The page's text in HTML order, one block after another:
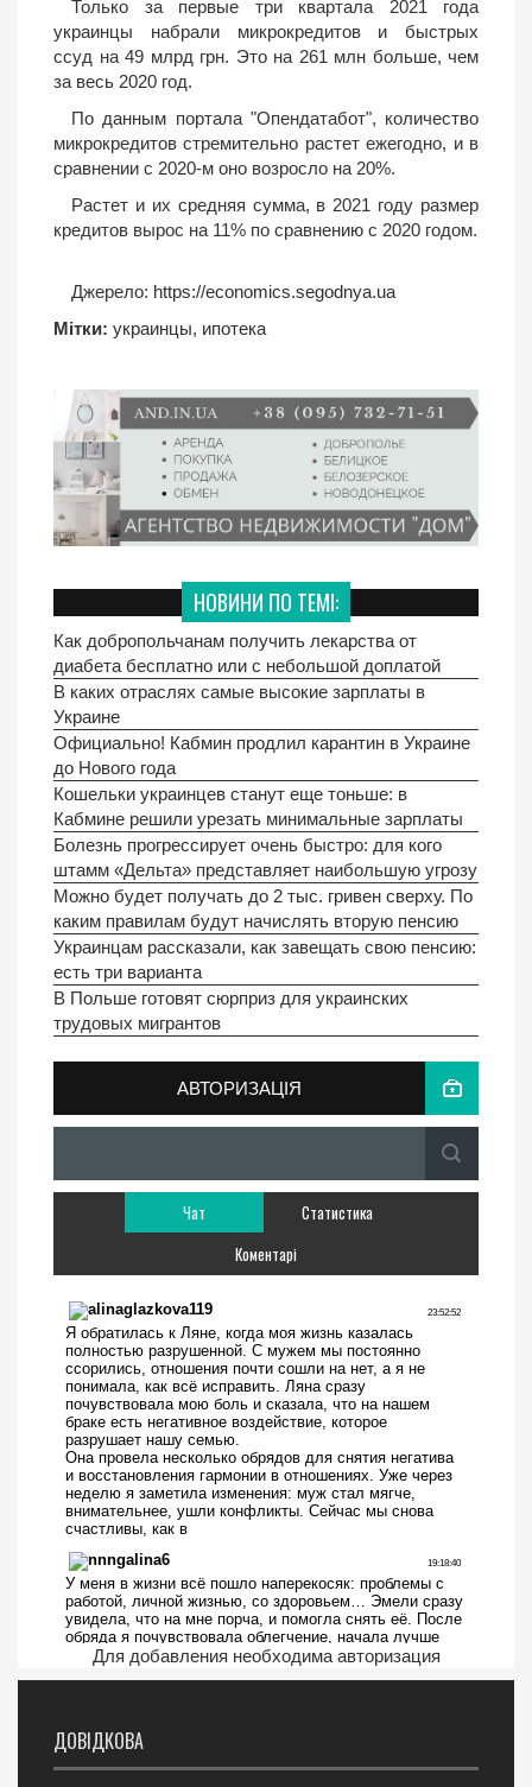
Только за первые три квартала 2021 года
украинцы набрали микрокредитов и быстрых
ссуд на 49 млрд грн. Это на 261 млн больше, чем
за весь 2020 год.
По данным портала "Опендатабот", количество
микрокредитов стремительно растет ежегодно, и в
сравнении с 2020-м оно возросло на 20%.
Растет и их средняя сумма, в 2021 году размер
кредитов вырос на 11% по сравнению с 2020 годом.
Джерело: https://economics.segodnya.ua
Мітки: украинцы, ипотека
НОВИНИ ПО ТЕМІ:
Как добропольчанам получить лекарства от
диабета бесплатно или с небольшой доплатой
В каких отраслях самые высокие зарплаты в
Украине
Официально! Кабмин продлил карантин в Украине
до Нового года
Кошельки украинцев станут еще тоньше: в
Кабмине решили урезать минимальные зарплаты
Болезнь прогрессирует очень быстро: для кого
штамм «Дельта» представляет наибольшую угрозу
Можно будет получать до 2 тыс. гривен сверху. По
каким правилам будут начислять вторую пенсию
Украинцам рассказали, как завещать свою пенсию:
есть три варианта
В Польше готовят сюрприз для украинских
трудовых мигрантов
АВТОРИЗАЦІЯ
Чат
Статистика
Коментарі
Для добавления необходима авторизация
ДОВІДКОВА